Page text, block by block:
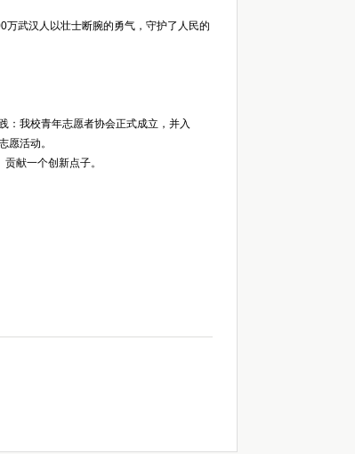
汉人以壮士断腕的勇气，守护了人民的
我校青年志愿者协会正式成立，并入
愿活动。
献一个创新点子。